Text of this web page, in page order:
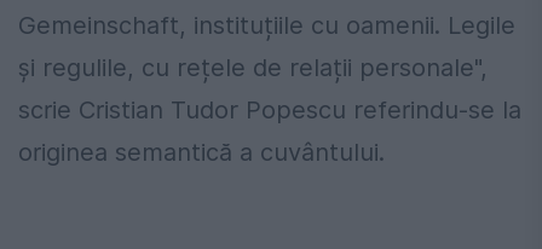
Gemeinschaft, instituțiile cu oamenii. Legile
și regulile, cu rețele de relații personale",
scrie Cristian Tudor Popescu referindu-se la
originea semantică a cuvântului.